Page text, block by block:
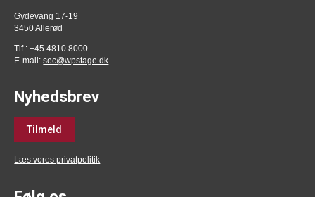
Gydevang 17-19
3450 Allerød
Tlf.: +45 4810 8000
E-mail:sec@wpstage.dk
Nyhedsbrev
Tilmeld
Læs vores privatpolitik